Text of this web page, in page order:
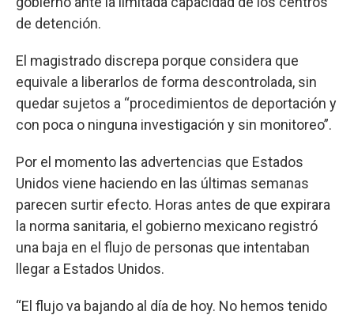
de detención.
El magistrado discrepa porque considera que
equivale a liberarlos de forma descontrolada, sin
quedar sujetos a “procedimientos de deportación y
con poca o ninguna investigación y sin monitoreo”.
Por el momento las advertencias que Estados
Unidos viene haciendo en las últimas semanas
parecen surtir efecto. Horas antes de que expirara
la norma sanitaria, el gobierno mexicano registró
una baja en el flujo de personas que intentaban
llegar a Estados Unidos.
“El flujo va bajando al día de hoy. No hemos tenido